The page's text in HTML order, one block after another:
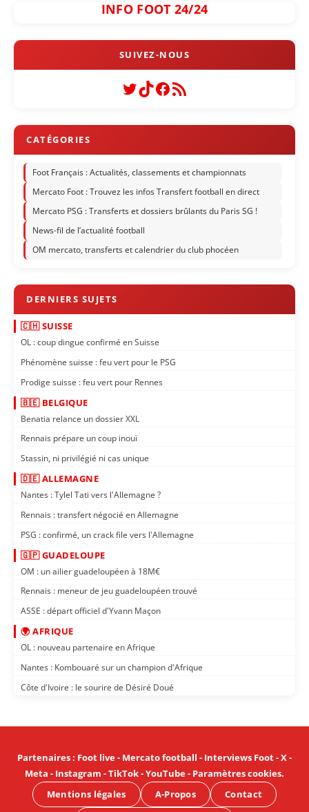
INFO FOOT 24/24
Twitter
TikTok
Facebook
Flux RSS
Foot Français : Actualités, classements et championnats
Mercato Foot : Trouvez les infos Transfert football en direct
Mercato PSG : Transferts et dossiers brûlants du Paris SG !
News-fil de l’actualité football
OM mercato, transferts et calendrier du club phocéen
🇨🇭 SUISSE
OL : coup dingue confirmé en Suisse
Phénomène suisse : feu vert pour le PSG
Prodige suisse : feu vert pour Rennes
🇧🇪 BELGIQUE
Benatia relance un dossier XXL
Rennais prépare un coup inouï
Stassin, ni privilégié ni cas unique
🇩🇪 ALLEMAGNE
Nantes : Tylel Tati vers l'Allemagne ?
Rennais : transfert négocié en Allemagne
PSG : confirmé, un crack file vers l'Allemagne
🇬🇵 GUADELOUPE
OM : un ailier guadeloupéen à 18M€
Rennais : meneur de jeu guadeloupéen trouvé
ASSE : départ officiel d'Yvann Maçon
🌍 AFRIQUE
OL : nouveau partenaire en Afrique
Nantes : Kombouaré sur un champion d'Afrique
Côte d'Ivoire : le sourire de Désiré Doué
Partenaires: Foot live- Mercato football - Interviews Foot-X-
Meta - Instagram -TikTok-YouTube- Paramètres cookies.
Mentions légales
A-Propos Contact